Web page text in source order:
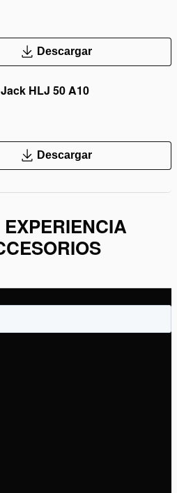
Descargar
HLJ 50 A10
Descargar